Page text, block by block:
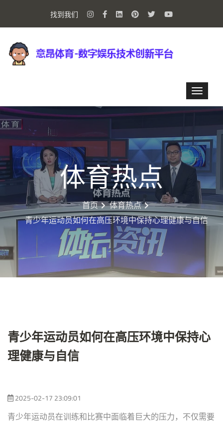
找到我们
体育热点
首页
体育热点
青少年运动员如何在高压环境中保持心理健康与自信
青少年运动员如何在高压环境中保持心
理健康与自信
2025-02-17 23:09:01
青少年运动员在训练和比赛中面临着巨大的压力，不仅需要